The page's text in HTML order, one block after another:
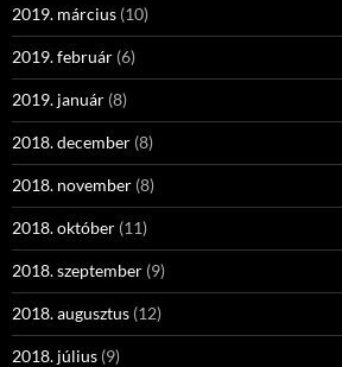
2019. március (10)
2019. február (6)
2019. január (8)
2018. december (8)
2018. november (8)
2018. október (11)
2018. szeptember (9)
2018. augusztus (12)
2018. július (9)